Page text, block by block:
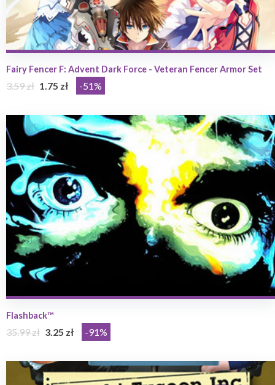
Fairy Fencer F: Advent Dark Force - Veteran Fencer Armor Set
3.59 zł 1.75 zł -51%
Flashback™
35.99 zł 3.25 zł -91%